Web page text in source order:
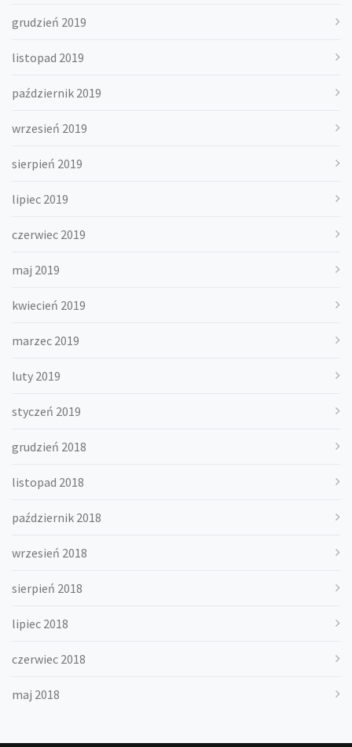
grudzień 2019
listopad 2019
październik 2019
wrzesień 2019
sierpień 2019
lipiec 2019
czerwiec 2019
maj 2019
kwiecień 2019
marzec 2019
luty 2019
styczeń 2019
grudzień 2018
listopad 2018
październik 2018
wrzesień 2018
sierpień 2018
lipiec 2018
czerwiec 2018
maj 2018